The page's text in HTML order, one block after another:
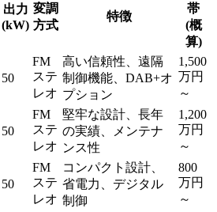
出力
(kW)
変調
方式
特徴
帯
(概
算)
50
FM
ステ
レオ
高い信頼性、遠隔
制御機能、DAB+オ
プション
1,500
万円
～
50
FM
ステ
レオ
堅牢な設計、長年
の実績、メンテナ
ンス性
1,200
万円
～
50
FM
ステ
レオ
コンパクト設計、
省電力、デジタル
制御
800
万円
～